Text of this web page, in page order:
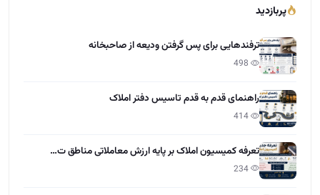
پربازدید
ترفندهایی برای پس گرفتن ودیعه از صاحبخانه
راهنمای قدم به قدم تاسیس دفتر املاک
تعرفه کمیسیون املاک بر پایه ارزش معاملاتی مناطق ت…